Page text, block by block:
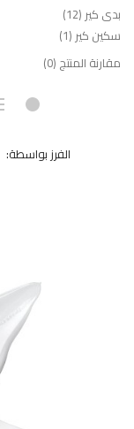
بدى كير (12)
سكين كير (1)
مقارنة المنتج (0)
الفرز بواسطة: